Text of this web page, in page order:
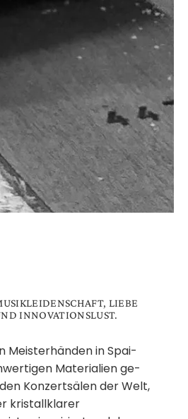
LIEBE
INNOVATIONS­LUST.
Meis­ter­hän­den in Spai­
Ma­te­ria­li­en ge­
Kon­zert­sä­len der Welt,
kristall­kla­rer